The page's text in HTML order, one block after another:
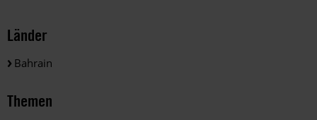
Länder
Bahrain
Themen